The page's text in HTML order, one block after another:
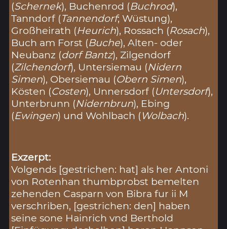
(Schernek), Buchenrod (Buchrod),
Tanndorf (Tannendorf; Wüstung),
Großheirath (Heurich), Rossach (Rosach),
Buch am Forst (Buche), Alten- oder
Neubanz (dorf Bantz), Zilgendorf
(Zilchendorf), Untersiemau (Nidern
Simen), Obersiemau (Obern Simen),
Kösten (Costen), Unnersdorf (Untersdorf),
Unterbrunn (Nidernbrun), Ebing
(Ewingen) und Wohlbach (Wolbach).
Exzerpt:
Volgends [gestrichen: hat] als her Antoni
von Rotenhan thumbprobst bemelten
zehenden Casparn von Bibra fur ii M
verschriben, [gestrichen: den] haben
seine sone Hainrich vnd Berthold